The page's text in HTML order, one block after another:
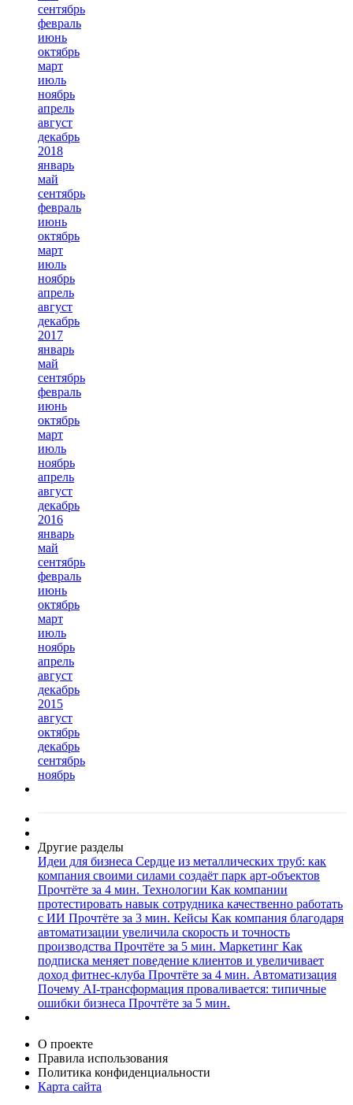
сентябрь
февраль
июнь
октябрь
март
июль
ноябрь
апрель
август
декабрь
2018
январь
май
сентябрь
февраль
июнь
октябрь
март
июль
ноябрь
апрель
август
декабрь
2017
январь
май
сентябрь
февраль
июнь
октябрь
март
июль
ноябрь
апрель
август
декабрь
2016
январь
май
сентябрь
февраль
июнь
октябрь
март
июль
ноябрь
апрель
август
декабрь
2015
август
октябрь
декабрь
сентябрь
ноябрь
Другие разделы
Идеи для бизнеса Сердце из металлических труб: как
компания своими силами создаёт парк арт-объектов
Прочтёте за 4 мин. Технологии Как компании
протестировать навык сотрудника качественно работать
с ИИ Прочтёте за 3 мин. Кейсы Как компания благодаря
автоматизации увеличила скорость и точность
производства Прочтёте за 5 мин. Маркетинг Как
подписка меняет поведение клиентов и увеличивает
доход фитнес-клуба Прочтёте за 4 мин. Автоматизация
Почему AI-трансформация проваливается: типичные
ошибки бизнеса Прочтёте за 5 мин.
О проекте
Правила использования
Политика конфиденциальности
Карта сайта